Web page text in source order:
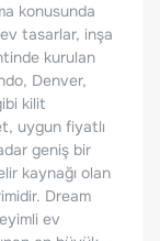
konusunda
tasarlar, inşa
kurulan
Denver,
kilit
uygun fiyatlı
geniş bir
kaynağı olan
Dream
ev